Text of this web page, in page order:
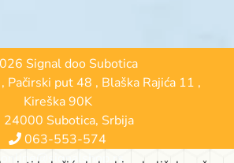
Signal doo Subotica
, Pačirski put 48 , Blaška Rajića 11 ,
Kireška 90K
24000 Subotica, Srbija
063-553-574
online@signalshop.rs